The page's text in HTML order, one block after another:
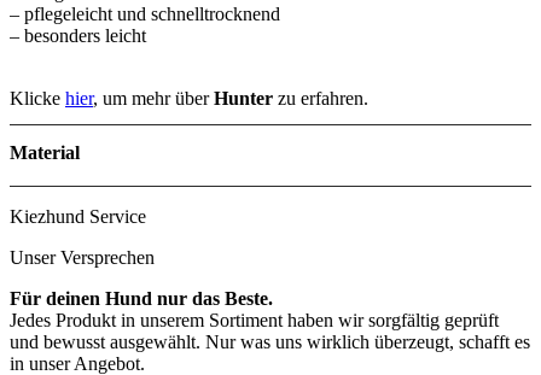
– pflegeleicht und schnelltrocknend
– besonders leicht
Klicke hier, um mehr überHunter zu erfahren.
Material
Kiezhund Service
Unser Versprechen
Für deinen Hund nur das Beste.
Jedes Produkt in unserem Sortiment haben wir sorgfältig geprüft
und bewusst ausgewählt. Nur was uns wirklich überzeugt, schafft es
in unser Angebot.